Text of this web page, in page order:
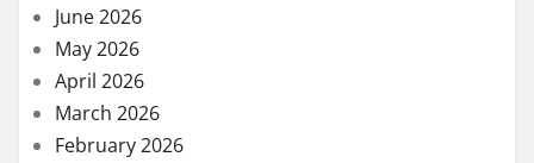
June 2026
May 2026
April 2026
March 2026
February 2026